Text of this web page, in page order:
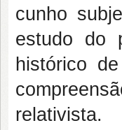
cunho
estudo do
histórico
relativista.